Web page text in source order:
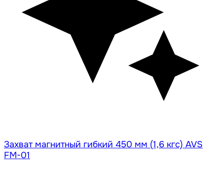
Захват магнитный гибкий 450 мм (1,6 кгс) AVS
FM-01